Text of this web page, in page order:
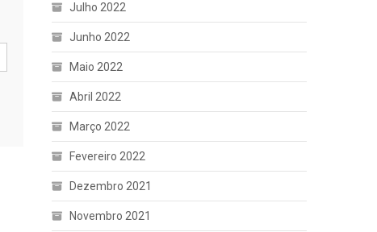
Julho 2022
Junho 2022
Maio 2022
Abril 2022
Março 2022
Fevereiro 2022
Dezembro 2021
Novembro 2021